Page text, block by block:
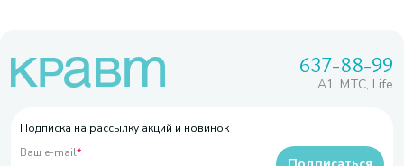
637-88-99
A1, МТС, Life
Подписка на рассылку акций и новинок
Ваш e-mail*